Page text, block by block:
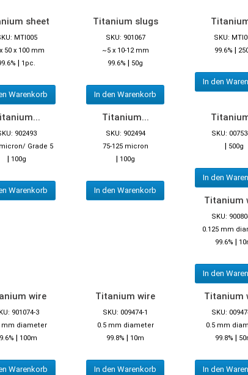
sheet
MTI005
50 x 100 mm
| 1pc.
Warenkorb
Titanium slugs
SKU: 901067
~5 x 10-12 mm
99.6% | 50g
In den Warenkorb
SKU:
99.6% |
In den
902493
Grade 5
| 100g
Warenkorb
Titanium...
SKU: 902494
75-125 micron
| 100g
In den Warenkorb
SKU:
| 500g
In den
Titanium
SKU:
0.125 mm
99.6% |
In den
wire
901074-3
mm diameter
| 100m
Warenkorb
Titanium wire
SKU: 009474-1
0.5 mm diameter
99.8% | 10m
In den Warenkorb
Titanium
SKU:
0.5 mm
99.8% |
In den